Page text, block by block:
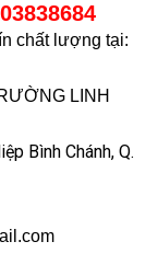
chất lượng tại:
LINH
Bình Chánh, Q.